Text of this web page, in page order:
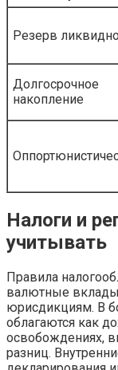
Резерв
Долгосрочное
накопление
Налоги и
учитывать
Правила
валютные вклады
юрисдикциям. В
облагаются как
освобождениях,
разниц.